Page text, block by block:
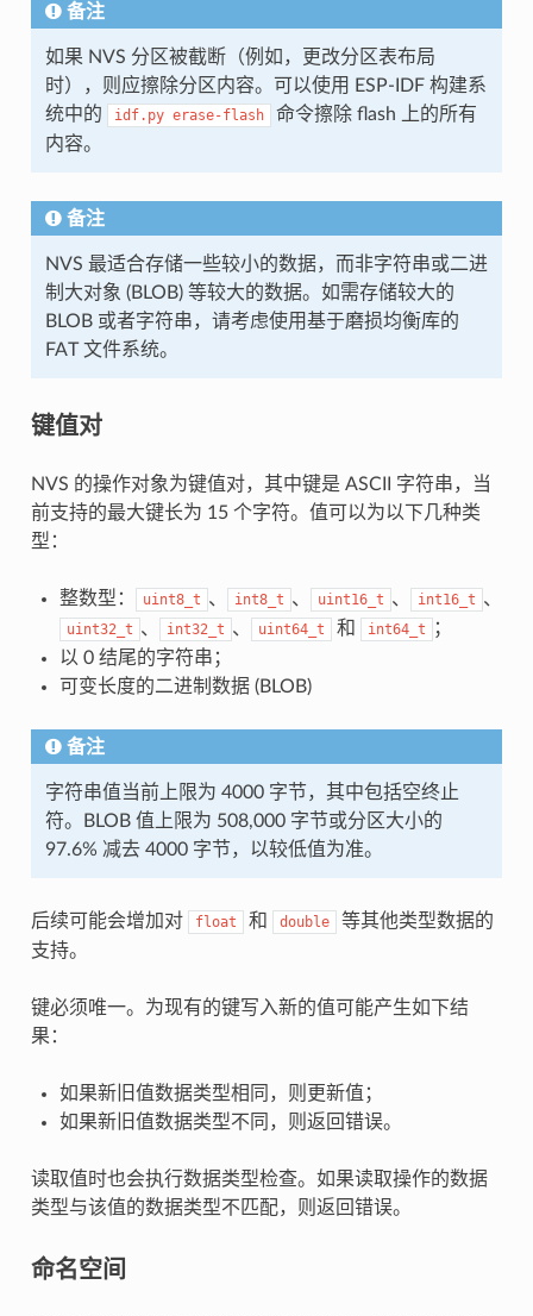
备注
如果 NVS 分区被截断（例如，更改分区表布局
时），则应擦除分区内容。可以使用 ESP-IDF 构建系
统中的
idf.py erase-flash
命令擦除 flash 上的所有
内容。
备注
NVS 最适合存储一些较小的数据，而非字符串或二进
制大对象 (BLOB) 等较大的数据。如需存储较大的
BLOB 或者字符串，请考虑使用基于磨损均衡库的
FAT 文件系统。
键值对
NVS 的操作对象为键值对，其中键是 ASCII 字符串，当
前支持的最大键长为 15 个字符。值可以为以下几种类
型：
整数型： uint8_t 、 int8_t 、 uint16_t 、 int16_t 、
uint32_t 、 int32_t 、 uint64_t 和 int64_t
；
以 0 结尾的字符串；
可变长度的二进制数据 (BLOB)
备注
字符串值当前上限为 4000 字节，其中包括空终止
符。BLOB 值上限为 508,000 字节或分区大小的
97.6% 减去 4000 字节，以较低值为准。
后续可能会增加对 float 和 double
等其他类型数据的
支持。
键必须唯一。为现有的键写入新的值可能产生如下结
果：
如果新旧值数据类型相同，则更新值；
如果新旧值数据类型不同，则返回错误。
读取值时也会执行数据类型检查。如果读取操作的数据
类型与该值的数据类型不匹配，则返回错误。
命名空间